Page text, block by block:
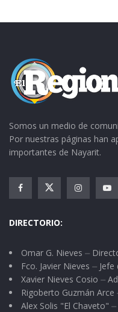
Somos un medio de
Por nuestras páginas han
importantes de Nayarit.
DIRECTORIO:
Omar G. Nieves ⏤
Fco. Javier Nieves ⏤
Xavier Nieves Cosio ⏤
Rigoberto Guzmán Arce
Alex Solis "El Chaveto"